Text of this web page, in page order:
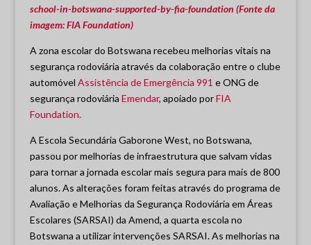
school-in-botswana-supported-by-fia-foundation (Fonte da
imagem: FIA Foundation)
A zona escolar do Botswana recebeu melhorias vitais na
segurança rodoviária através da colaboração entre o clube
automóvel Assistência de Emergência 991 e ONG de
segurança rodoviária Emendar, apoiado porFIA
Foundation.
A Escola Secundária Gaborone West, no Botswana,
passou por melhorias de infraestrutura que salvam vidas
para tornar a jornada escolar mais segura para mais de 800
alunos. As alterações foram feitas através do programa de
Avaliação e Melhorias da Segurança Rodoviária em Áreas
Escolares (SARSAI) da Amend, a quarta escola no
Botswana a utilizar intervenções SARSAI. As melhorias na